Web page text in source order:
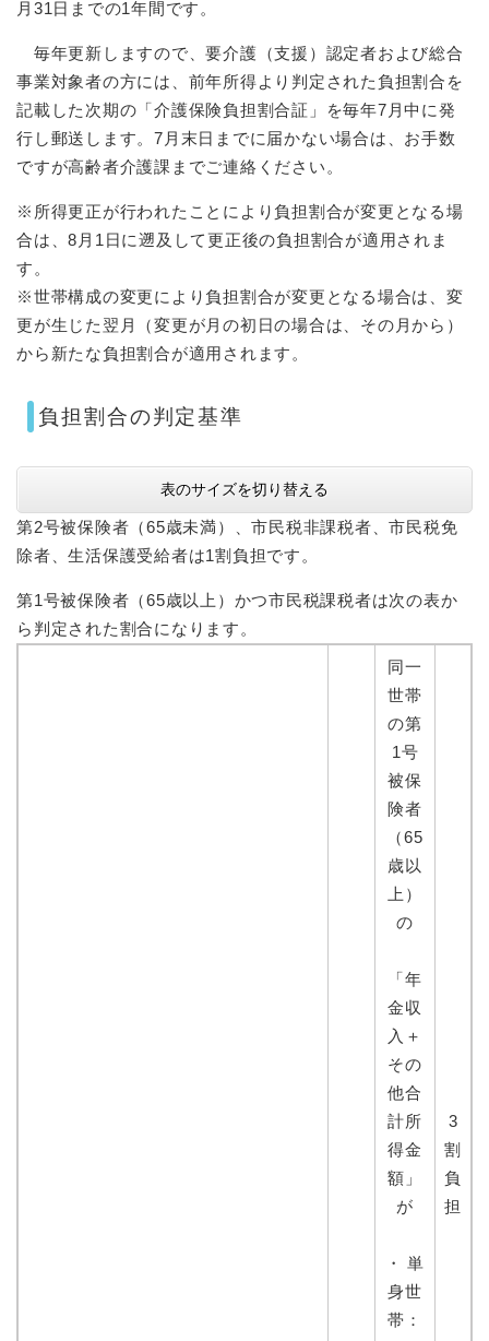
月31日までの1年間です。
毎年更新しますので、要介護（支援）認定者および総合
事業対象者の方には、前年所得より判定された負担割合を
記載した次期の「介護保険負担割合証」を毎年7月中に発
行し郵送します。7月末日までに届かない場合は、お手数
ですが高齢者介護課までご連絡ください。
※所得更正が行われたことにより負担割合が変更となる場
合は、8月1日に遡及して更正後の負担割合が適用されま
す。
※世帯構成の変更により負担割合が変更となる場合は、変
更が生じた翌月（変更が月の初日の場合は、その月から）
から新たな負担割合が適用されます。
負担割合の判定基準
表のサイズを切り替える
第2号被保険者（65歳未満）、市民税非課税者、市民税免
除者、生活保護受給者は1割負担です。
第1号被保険者（65歳以上）かつ市民税課税者は次の表か
ら判定された割合になります。
同一
世帯
の第
1号
被保
険者
（65
歳以
上）
の
「年
金収
入＋
その
他合
計所
得金
額」
が
・ 単
身世
帯：
3
割
負
担